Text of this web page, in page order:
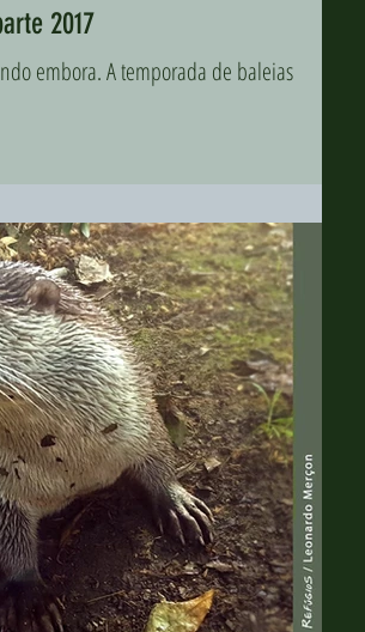
2017
embora. A temporada de baleias